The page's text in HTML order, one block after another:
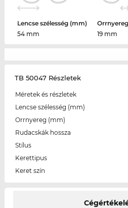
Lencse szélesség (mm)
54 mm
19 mm
TB 50047 Részletek
Méretek és részletek
Lencse szélesség (mm)
Orrnyereg (mm)
Rudacskák hossza
Stílus
Kerettipus
Keret szín